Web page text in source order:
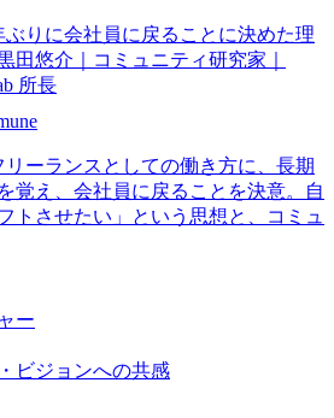
りに会社員に戻ることに決めた理
田悠介｜コミュニティ研究家｜
所長
ーランスとしての働き方に、長期
覚え、会社員に戻ることを決意。自
トさせたい」という思想と、コミュ
ー
ビジョンへの共感